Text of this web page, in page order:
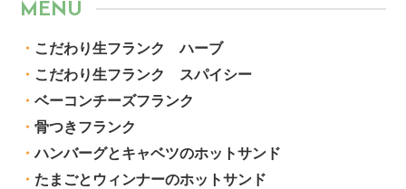
MENU
・ こだわり生フランク ハーブ
・ こだわり生フランク スパイシー
・ベーコンチーズフランク
・骨つきフランク
・ハンバーグとキャベツのホットサンド
・ たまごとウィンナーのホットサンド